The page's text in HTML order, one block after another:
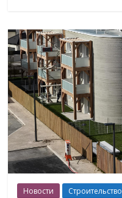
Новости Строительство